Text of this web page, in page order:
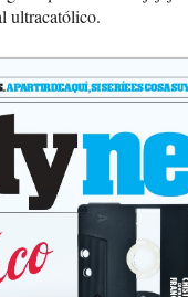
ultracatólico.